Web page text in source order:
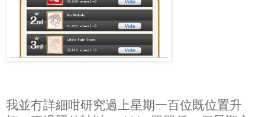
我並冇詳細咁研究過上星期一百位既位置升